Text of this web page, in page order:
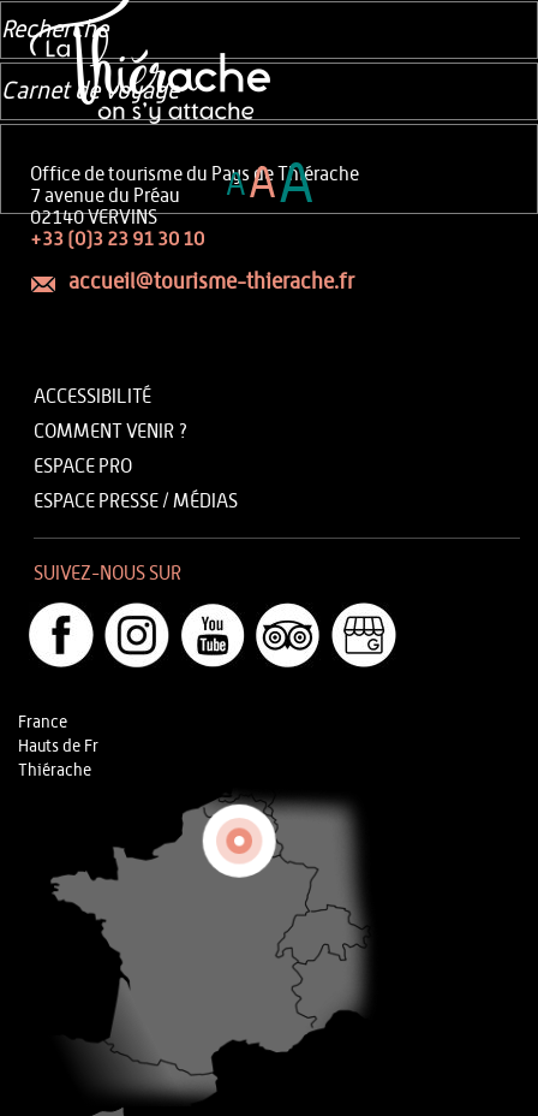
Office de tourisme du Pays de Thiérache
7 avenue du Préau
02140 VERVINS
+33 (0)3 23 91 30 10
accueil@tourisme-thierache.fr
ACCESSIBILITÉ
COMMENT VENIR ?
ESPACE PRO
ESPACE PRESSE / MÉDIAS
SUIVEZ-NOUS SUR
France
Hauts de Fr
Thiérache
Recherche
Carnet de voyage
AAA